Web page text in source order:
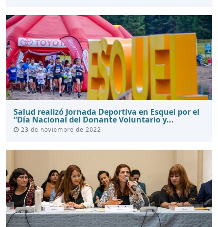
Salud realizó Jornada Deportiva en Esquel por el
“Día Nacional del Donante Voluntario y...
23 de noviembre de 2022